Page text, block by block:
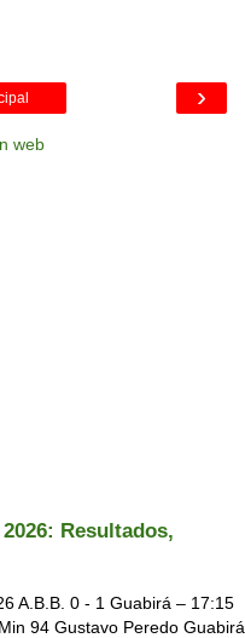
›
web
Resultados,
A.B.B. 0 - 1 Guabirá – 17:15
94 Gustavo Peredo Guabirá